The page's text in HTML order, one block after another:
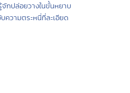
กปล่อยวางในขั้นหยาบ
ความตระหนี่ที่ละเอียด